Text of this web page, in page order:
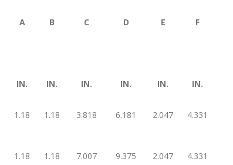
A B C D E F
IN. IN. IN. IN. IN. IN.
1.18 1.18 3.818 6.181 2.047 4.331
1.18 1.18 7.007 9.375 2.047 4.331